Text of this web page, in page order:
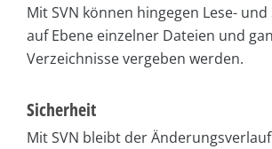
Mit SVN können hingegen Lese-
auf Ebene einzelner Dateien und
Verzeichnisse vergeben werden.
Sicherheit
Mit SVN bleibt der